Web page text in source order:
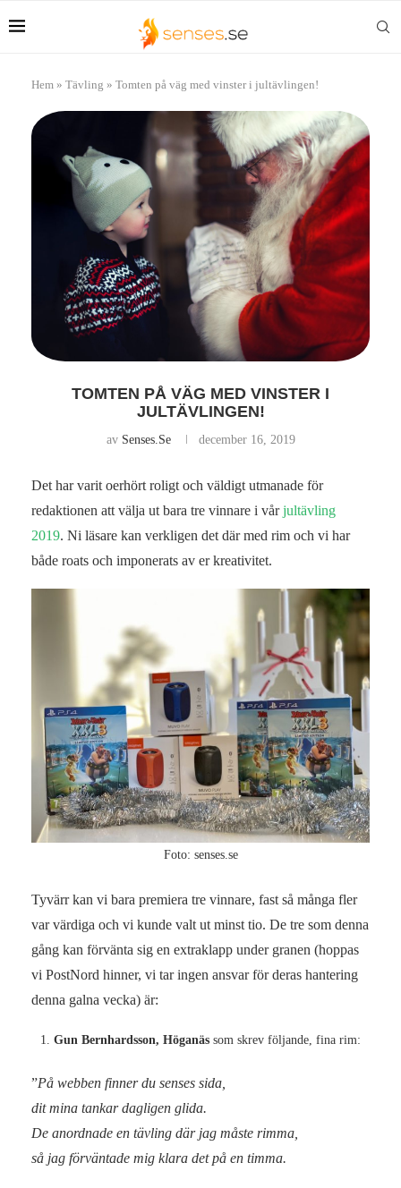
Hem » Tävling » Tomten på väg med vinster i jultävlingen!
TOMTEN PÅ VÄG MED VINSTER I
JULTÄVLINGEN!
av Senses.se december 16, 2019
Det har varit oerhört roligt och väldigt utmanade för
redaktionen att välja ut bara tre vinnare i vårjultävling
2019. Ni läsare kan verkligen det där med rim och vi har
både roats och imponerats av er kreativitet.
Foto: senses.se
Tyvärr kan vi bara premiera tre vinnare, fast så många fler
var värdiga och vi kunde valt ut minst tio. De tre som denna
gång kan förvänta sig en extraklapp under granen (hoppas
vi PostNord hinner, vi tar ingen ansvar för deras hantering
denna galna vecka) är:
Gun Bernhardsson, Höganäs som skrev följande, fina rim:
”På webben finner du senses sida,
dit mina tankar dagligen glida.
De anordnade en tävling där jag måste rimma,
så jag förväntade mig klara det på en timma.